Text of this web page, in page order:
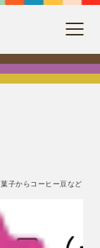
子からコーヒー豆など